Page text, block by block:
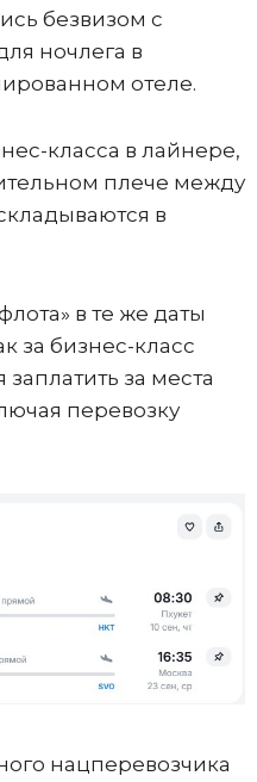
безвизом с
ночлега в
отеле.
класса в лайнере,
плече между
в
в те же даты
за бизнес-класс
за места
перевозку
нацперевозчика